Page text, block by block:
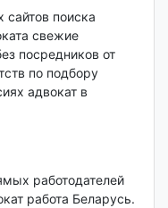
сайтов поиска
свежие
посредников от
по подбору
адвокат в
работодателей
работа Беларусь.